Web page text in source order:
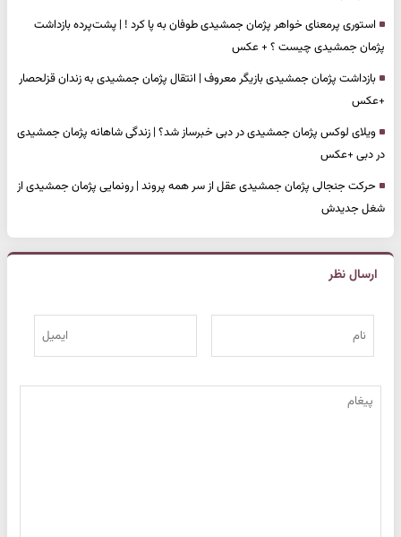
استوری پرمعنای خواهر پژمان جمشیدی طوفان به پا کرد ! | پشت‌پرده بازداشت
پژمان جمشیدی چیست ؟ + عکس
بازداشت پژمان جمشیدی بازیگر معروف | انتقال پژمان جمشیدی به زندان قزلحصار
+عکس
ویلای لوکس پژمان جمشیدی در دبی خبرساز شد؟ | زندگی شاهانه پژمان جمشیدی
در دبی +عکس
حرکت جنجالی پژمان جمشیدی عقل از سر همه پروند | رونمایی پژمان جمشیدی از
شغل جدیدش
ارسال نظر